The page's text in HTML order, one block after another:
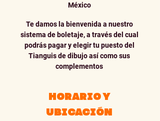
México
Te damos la bienvenida a nuestro
sistema de boletaje, a través del cual
podrás pagar y elegir tu puesto del
Tianguis de dibujo así como sus
complementos
HORARIO Y
UBICACIÓN